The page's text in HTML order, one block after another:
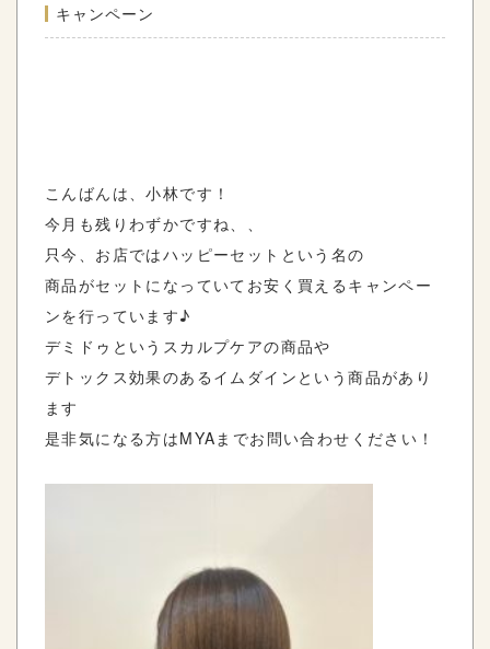
キャンペーン
こんばんは、小林です！
今月も残りわずかですね、、
只今、お店ではハッピーセットという名の
商品がセットになっていてお安く買えるキャンペー
ンを行っています♪
デミドゥというスカルプケアの商品や
デトックス効果のあるイムダインという商品があり
ます
是非気になる方はMYAまでお問い合わせください！